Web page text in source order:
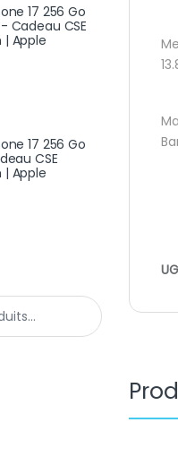
17 256 Go
Cadeau CSE
Apple
17 256 Go
CSE
Apple